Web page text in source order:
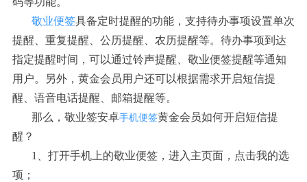
敬业便签具备定时提醒的功能，支持待办事项设置单次
提醒、重复提醒、公历提醒、农历提醒等。待办事项到达
指定提醒时间，可以通过铃声提醒、敬业便签提醒等通知
用户。另外，黄金会员用户还可以根据需求开启短信提
醒、语音电话提醒、邮箱提醒等。
那么，敬业签安卓手机便签黄金会员如何开启短信提
醒？
1、打开手机上的敬业便签，进入主页面，点击我的选
项；